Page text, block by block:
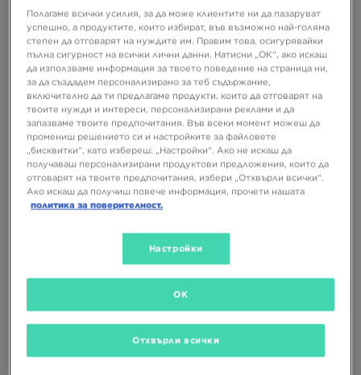
2 ЗА 25 € / 48,90 ЛВ.
MCKENZIE ТЕНИСКА ELSTED
18,99 €
2 ЗА 40 € / 78,23 ЛВ.
NIKE ТЕНИСКА SPORTSWEAR CLUB
Полагаме всички усилия, за да може клиентите ни да пазаруват
успешно, а продуктите, които избират, във възможно най-голяма
степен да отговарят на нуждите им. Правим това, осигурявайки
пълна сигурност на всички лични данни. Натисни „ОК“, ако искаш
да използваме информация за твоето поведение на страница ни,
за да създадем персонализирано за теб съдържание,
включително да ти предлагаме продукти, които да отговарят на
твоите нужди и интереси, персонализирани реклами и да
запазваме твоите предпочитания. Във всеки момент можеш да
промениш решението си и настройките за файловете
„бисквитки“, като избереш: „Настройки“. Ако не искаш да
получаваш персонализирани продуктови предложения, които да
отговарят на твоите предпочитания, избери „Отхвърли всички“.
Ако искаш да получиш повече информация, прочети нашата
политика за поверителност.
Настройки
Отхвърли всички
OK